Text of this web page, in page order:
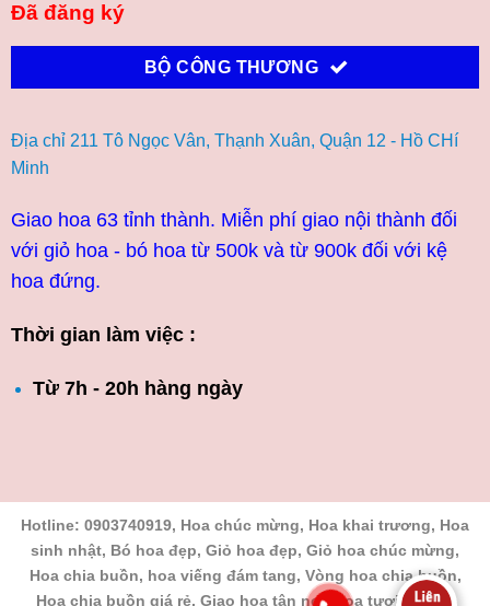
Đã đăng ký
BỘ CÔNG THƯƠNG
Địa chỉ 211 Tô Ngọc Vân, Thạnh Xuân, Quận 12 - Hồ CHí
Minh
Giao hoa 63 tỉnh thành. Miễn phí giao nội thành đối
với giỏ hoa - bó hoa từ 500k và từ 900k đối với kệ
hoa đứng.
Thời gian làm việc :
Từ 7h - 20h hàng ngày
Hotline: 0903740919, Hoa chúc mừng, Hoa khai trương, Hoa
sinh nhật, Bó hoa đẹp, Giỏ hoa đẹp, Giỏ hoa chúc mừng,
Hoa chia buồn, hoa viếng đám tang, Vòng hoa chia buồn,
Hoa chia buồn giá rẻ, Giao hoa tận nơi, hoa tươi Hồ Chí